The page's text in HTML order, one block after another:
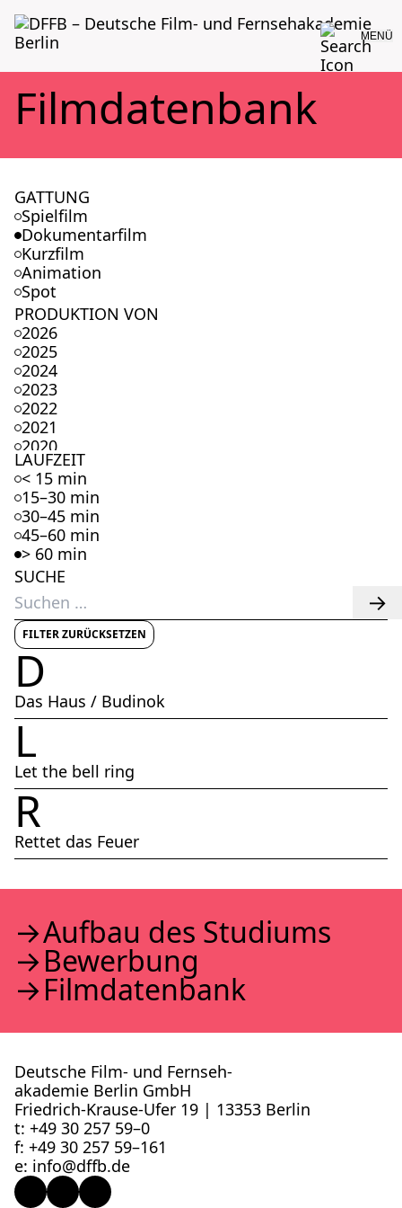
MENÜ
Film­da­ten­bank
GATTUNG
Spielfilm
Dokumentarfilm
Kurzfilm
Animation
Spot
PRODUKTION VON
2026
2025
2024
2023
2022
2021
2020
2019
2018
2017
2016
2015
2014
2013
2012
2011
2010
2009
2008
2007
2006
2005
2004
2003
2002
LAUFZEIT
< 15 min
15–30 min
30–45 min
45–60 min
> 60 min
SUCHE
Suchen
nach:
FILTER ZURÜCKSETZEN
D
Das Haus / Budinok
L
Let the bell ring
R
Rettet das Feuer
Auf­bau des Stu­di­ums
Bewer­bung
Film­da­ten­bank
Deutsche Film- und Fernseh­
akademie Berlin GmbH
Friedrich-Krause-Ufer 19 | 13353 Berlin
t: +49 30 257 59–0
f: +49 30 257 59–161
e: info@​dffb.​de